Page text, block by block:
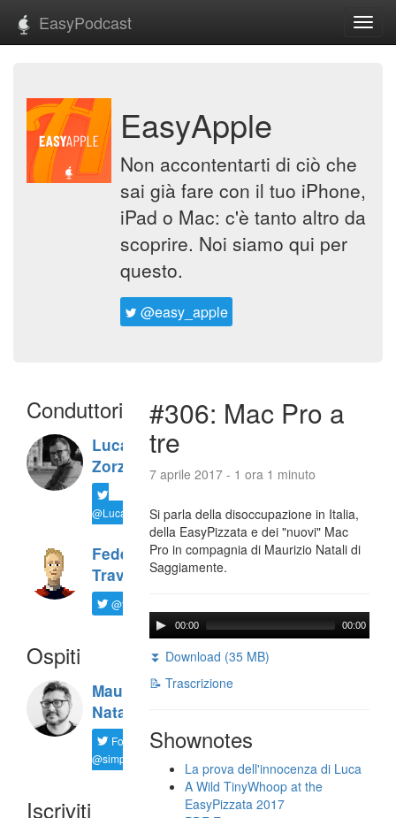
EasyPodcast
EasyApple
Non accontentarti di ciò che
sai già fare con il tuo iPhone,
iPad o Mac: c'è tanto altro da
scoprire. Noi siamo qui per
questo.
@easy_apple
Conduttori
Luca
Zorzi
@LucaTNT
Federico
Travaini
@ftrava
Ospiti
Maurizio
Natali
Follow
@simplemal
Iscriviti
#306: Mac Pro a
tre
7 aprile 2017 - 1 ora 1 minuto
Si parla della disoccupazione in Italia,
della EasyPizzata e dei "nuovi" Mac
Pro in compagnia di Maurizio Natali di
Saggiamente.
00:00 00:00
⏬ Download (35 MB)
📝 Trascrizione
Shownotes
La prova dell'innocenza di Luca
A Wild TinyWhoop at the
EasyPizzata 2017